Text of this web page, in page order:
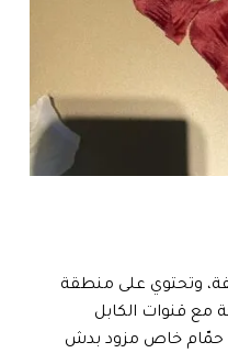
وتحتوي على منطقة
قنوات الكابل
حمّام خاص مزود بدش